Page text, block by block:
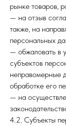
рынке товаров,
— на отзыв
также, на
персональных
— обжаловать в
субъектов
неправомерные
обработке его
— на
4.2. Субъекты